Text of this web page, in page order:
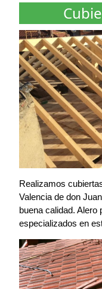
Realizamos
Valencia de don
buena calidad.
especializados en